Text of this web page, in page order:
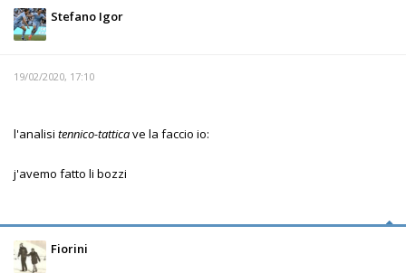
Stefano Igor
19/02/2020, 17:10
l'analisi tennico-tatticave la faccio io:
j'avemo fatto li bozzi
Fiorini